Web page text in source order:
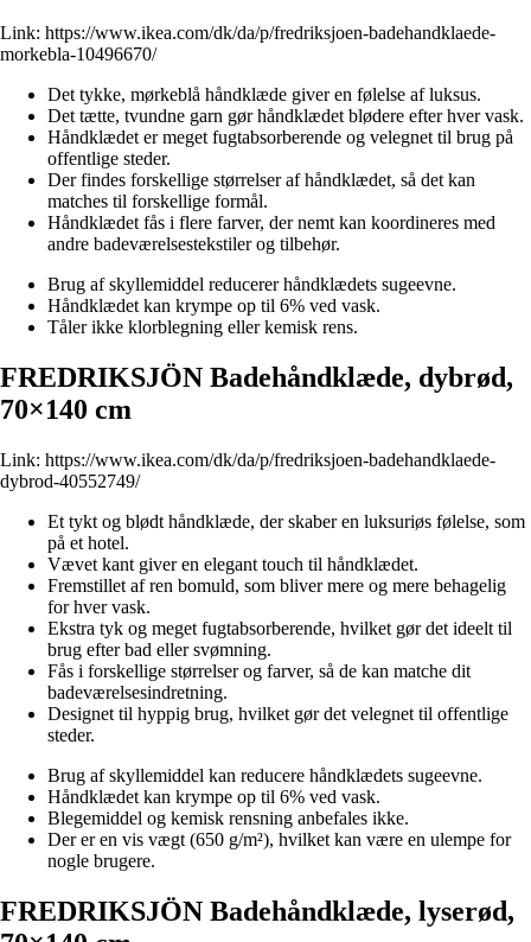
Link: https://www.ikea.com/dk/da/p/fredriksjoen-badehandklaede-
morkebla-10496670/
Det tykke, mørkeblå håndklæde giver en følelse af luksus.
Det tætte, tvundne garn gør håndklædet blødere efter hver vask.
Håndklædet er meget fugtabsorberende og velegnet til brug på
offentlige steder.
Der findes forskellige størrelser af håndklædet, så det kan
matches til forskellige formål.
Håndklædet fås i flere farver, der nemt kan koordineres med
andre badeværelsestekstiler og tilbehør.
Brug af skyllemiddel reducerer håndklædets sugeevne.
Håndklædet kan krympe op til 6% ved vask.
Tåler ikke klorblegning eller kemisk rens.
FREDRIKSJÖN Badehåndklæde, dybrød,
70×140 cm
Link: https://www.ikea.com/dk/da/p/fredriksjoen-badehandklaede-
dybrod-40552749/
Et tykt og blødt håndklæde, der skaber en luksuriøs følelse, som
på et hotel.
Vævet kant giver en elegant touch til håndklædet.
Fremstillet af ren bomuld, som bliver mere og mere behagelig
for hver vask.
Ekstra tyk og meget fugtabsorberende, hvilket gør det ideelt til
brug efter bad eller svømning.
Fås i forskellige størrelser og farver, så de kan matche dit
badeværelsesindretning.
Designet til hyppig brug, hvilket gør det velegnet til offentlige
steder.
Brug af skyllemiddel kan reducere håndklædets sugeevne.
Håndklædet kan krympe op til 6% ved vask.
Blegemiddel og kemisk rensning anbefales ikke.
Der er en vis vægt (650 g/m²), hvilket kan være en ulempe for
nogle brugere.
FREDRIKSJÖN Badehåndklæde, lyserød,